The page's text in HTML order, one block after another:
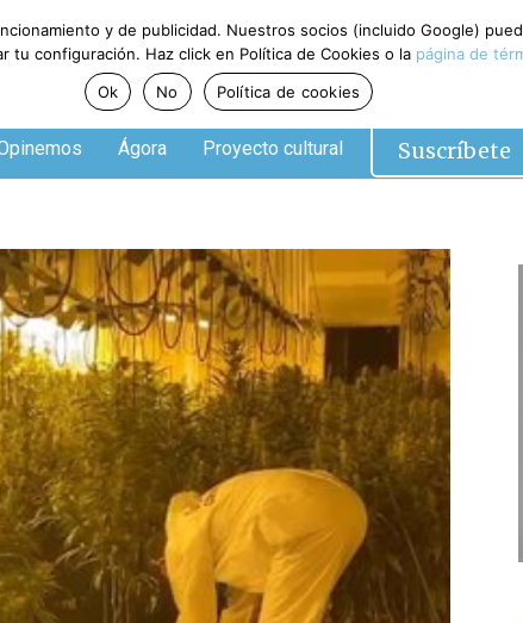
Ágora Proyecto cultural Suscríbete
y de publicidad. Nuestros socios (incluido Google)
tu configuración. Haz click en Política de Cookies o la página de
Ok
No Política de cookies